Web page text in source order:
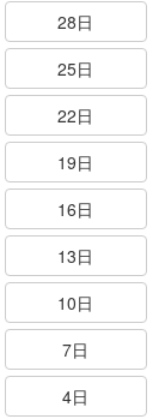
28日
25日
22日
19日
16日
13日
10日
7日
4日